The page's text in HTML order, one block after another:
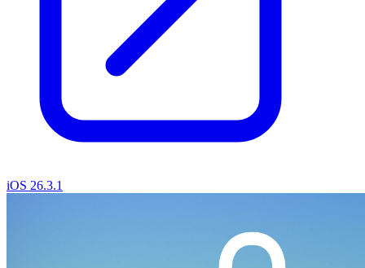
iOS 26.3.1